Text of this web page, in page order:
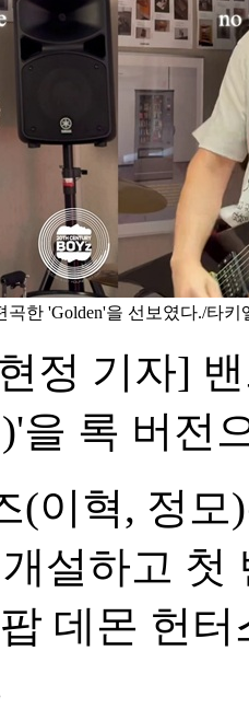
한 'Golden'을 선보였다./타키
정 기자]
을 록 버전
(이혁, 정
설하고 첫
데몬 헌터